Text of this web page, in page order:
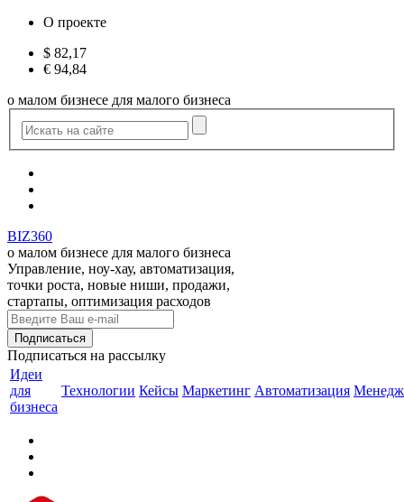
О проекте
$ 82,17
€ 94,84
о малом бизнесе для малого бизнеса
BIZ360
о малом бизнесе для малого бизнеса
Управление, ноу-хау, автоматизация,
точки роста, новые ниши, продажи,
стартапы, оптимизация расходов
Подписаться на рассылку
Идеи
для
бизнеса
Технологии Кейсы Маркетинг Автоматизация